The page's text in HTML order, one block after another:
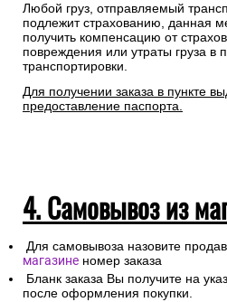
Любой груз, отправляемый
подлежит страхованию, данная
получить компенсацию от
повреждения или утраты груза в
транспортировки.
Для получении заказа в пункте
предоставление паспорта.
4. Самовывоз из
Для самовывоза назовите
магазине номер заказа
Бланк заказа Вы получите на
после оформления покупки.